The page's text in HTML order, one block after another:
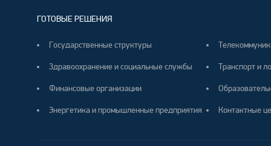
ГОТОВЫЕ РЕШЕНИЯ
Государственные структуры
Здравоохранение и социальные службы
Финансовые организации
Энергетика и промышленные предприятия
Транспорт и
Контактные